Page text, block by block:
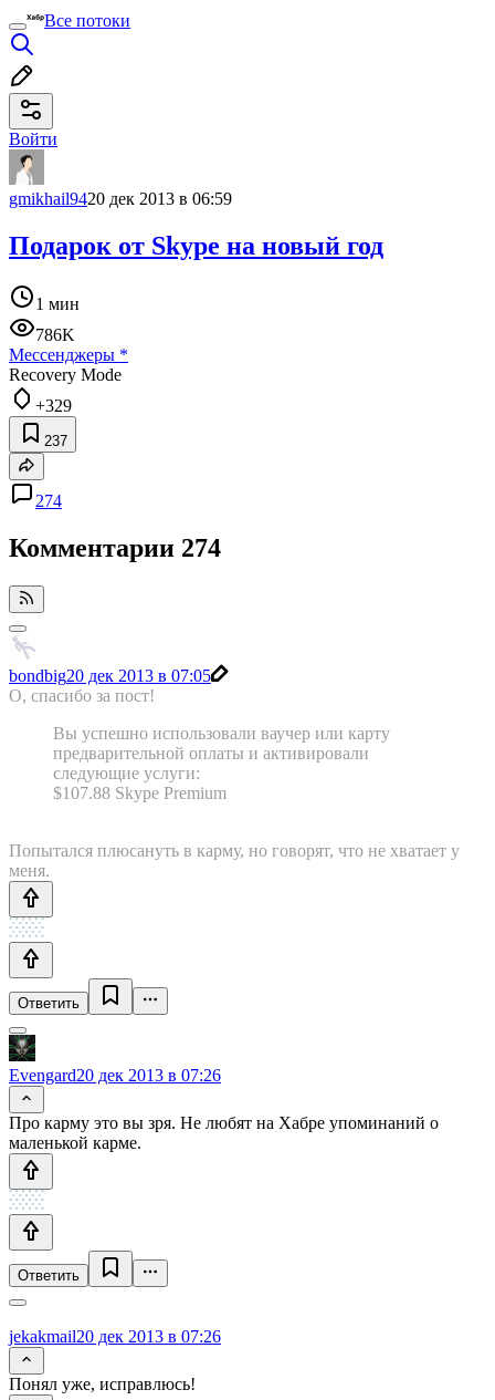
Все потоки
Войти
gmikhail9420 дек 2013 в 06:59
Подарок от Skype на новый год
1 мин
786K
Мессенджеры *
Recovery Mode
+329
237
274
Комментарии 274
bondbig20 дек 2013 в 07:05
О, спасибо за пост!
Вы успешно использовали ваучер или карту
предварительной оплаты и активировали
следующие услуги:
$107.88 Skype Premium
Попытался плюсануть в карму, но говорят, что не хватает у
меня.
Ответить
Evengard20 дек 2013 в 07:26
Про карму это вы зря. Не любят на Хабре упоминаний о
маленькой карме.
Ответить
jekakmail20 дек 2013 в 07:26
Понял уже, исправлюсь!